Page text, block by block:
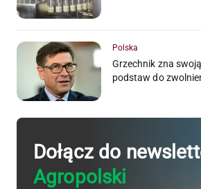
Polska
Grzechnik zna
podstaw do
Dołącz do
Agropolski